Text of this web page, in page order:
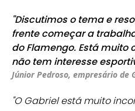
"Discutimos o tema e
frente começar a
do Flamengo. Está muito
não tem interesse
Júnior Pedroso, empresário de
"O Gabriel está muito